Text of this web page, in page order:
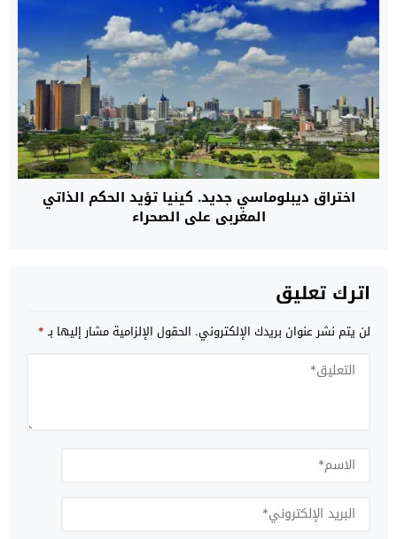
اختراق ديبلوماسي جديد. كينيا تؤيد الحكم الذاتي
المغربي على الصحراء
اترك تعليق
لن يتم نشر عنوان بريدك الإلكتروني. الحقول الإلزامية مشار إليها بـ*